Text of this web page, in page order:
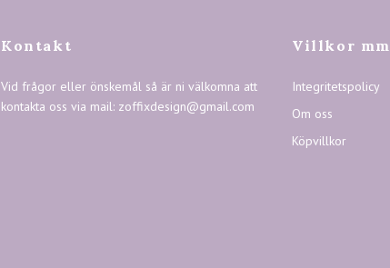
Kontakt
Vid frågor eller önskemål så är ni välkomna att
kontakta oss via mail: zoffixdesign@gmail.com
Villkor mm
Integritetspolicy
Om oss
Köpvillkor